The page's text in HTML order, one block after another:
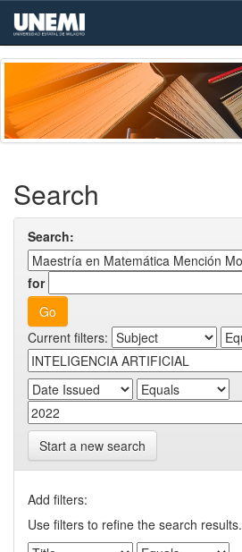
Skip
navigation
Search
Search:
for
Current filters:
Start a new search
Add filters:
Use filters to refine the search results.